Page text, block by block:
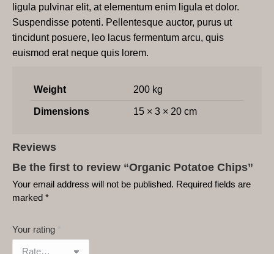
ligula pulvinar elit, at elementum enim ligula et dolor.
Suspendisse potenti. Pellentesque auctor, purus ut
tincidunt posuere, leo lacus fermentum arcu, quis
euismod erat neque quis lorem.
Weight 200 kg
Dimensions 15 × 3 × 20 cm
Reviews
Be the first to review “Organic Potatoe Chips”
Your email address will not be published. Required fields are
marked *
Your rating *